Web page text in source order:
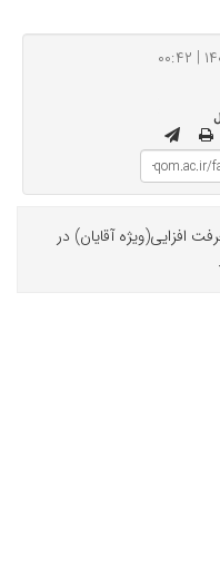
آقایان) در